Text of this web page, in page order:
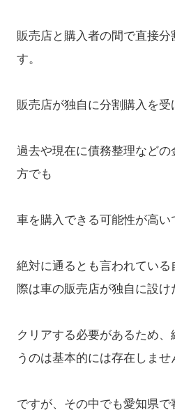
販売店と購入者の間で直接分
す。
販売店が独自に分割購入を受
過去や現在に債務整理などの
方でも
車を購入できる可能性が高い
絶対に通るとも言われてい
際は車の販売店が独自に設け
クリアする必要があるため
うのは基本的には存在しませ
ですが、その中でも愛知県